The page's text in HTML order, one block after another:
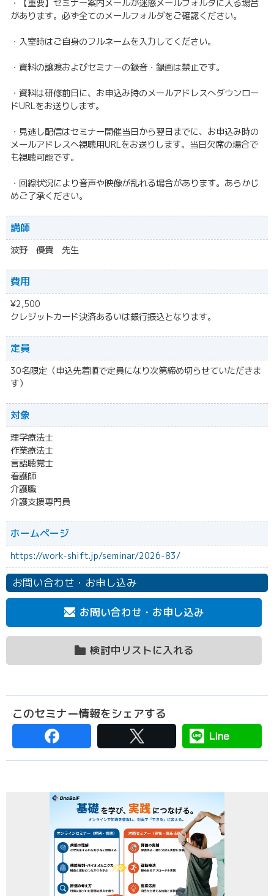
・【重要】セミナー案内メールが迷惑メールフォルダに入る場合
があります。必ず全てのメールフォルダをご確認ください。
・入室時はご自身のフルネームを入力してください。
・資料の譲渡およびセミナーの録音・録画は禁止です。
・資料は研修前日に、お申込み時のメールアドレスへダウンロー
ドURLをお送りします。
・見逃し配信はセミナー開催当日から翌日までに、お申込み時の
メールアドレスへ視聴用URLをお送りします。当日欠席の場合で
も視聴可能です。
・回線状況により音声や映像が乱れる場合があります。あらかじ
めご了承ください。
講師
波野 優貴 先生
費用
¥2,500
クレジットカード決済あるいは銀行振込となります。
定員
30名限定（申込先着順で定員になり次第締め切らせていただきま
す）
対象
理学療法士
作業療法士
言語聴覚士
看護師
介護職
介護支援専門員
ホームページ
https://work-shift.jp/seminar/2026-83/
お問い合わせ・お申し込み
お問い合わせ・お申し込み
検討中リストに入れる
このセミナー情報をシェアする